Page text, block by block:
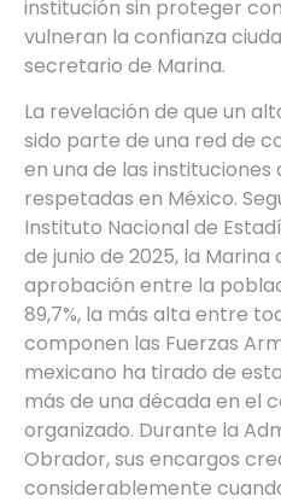
institución sin proteger
vulneran la confianza
secretario de Marina.
La revelación de que un
sido parte de una red de
en una de las instituciones
respetadas en México.
Instituto Nacional de
de junio de 2025, la
aprobación entre la
89,7%, la más alta entre
componen las Fuerzas
mexicano ha tirado de
más de una década en el
organizado. Durante la
Obrador, sus encargos
considerablemente